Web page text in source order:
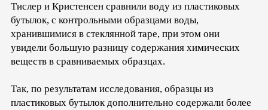
Тислер и Кристенсен сравнили воду из пластиковых
бутылок, с контрольными образцами воды,
хранившимися в стеклянной таре, при этом они
увидели большую разницу содержания химических
веществ в сравниваемых образцах.
Так, по результатам исследования, образцы из
пластиковых бутылок дополнительно содержали более